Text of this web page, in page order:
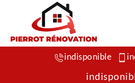
indisponible